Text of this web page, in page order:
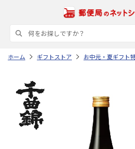
ホーム ギフトストア お中元・夏ギフト